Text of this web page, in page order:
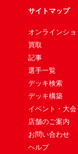
サイトマップ
オンラインシ
買取
記事
選手一覧
デッキ検索
デッキ構築
イベント・大会
店舗のご案内
お問い合わせ
ヘルプ